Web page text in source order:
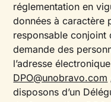
réglementation en
données à caractère
responsable conjoint
demande des
l’adresse
DPO@unobravo.com
disposons d’un